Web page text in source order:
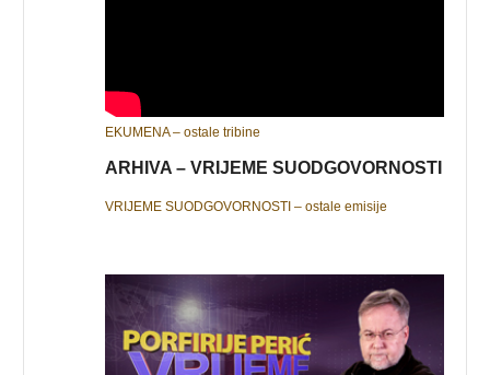
EKUMENA – ostale tribine
ARHIVA – VRIJEME SUODGOVORNOSTI
VRIJEME SUODGOVORNOSTI – ostale emisije